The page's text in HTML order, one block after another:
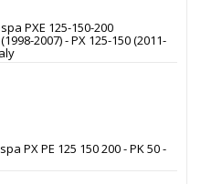
PXE 125-150-200
2007) - PX 125-150 (2011-
PX PE 125 150 200 - PK 50 -